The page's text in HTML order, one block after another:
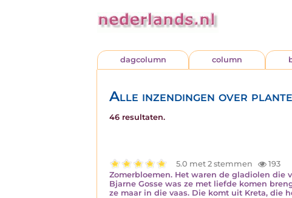
dagcolumn column
Alle inzendingen over
46 resultaten.
5.0 met 2 stemmen
193
Zomerbloemen. Het waren de gladiolen die
Bjarne Gosse was ze met liefde komen
ze maar in die vaas. Die komt uit Kreta, die